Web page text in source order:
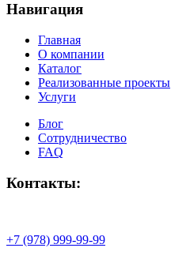
Навигация
Главная
О компании
Каталог
Реализованные проекты
Услуги
Блог
Сотрудничество
FAQ
Контакты:
+7 (978) 999-99-99